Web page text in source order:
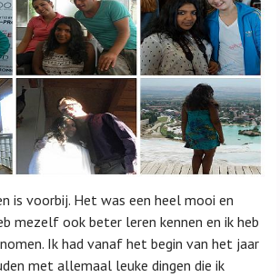
is voorbij. Het was een heel mooi en
mezelf ook beter leren kennen en ik heb
Ik had vanaf het begin van het jaar
met allemaal leuke dingen die ik